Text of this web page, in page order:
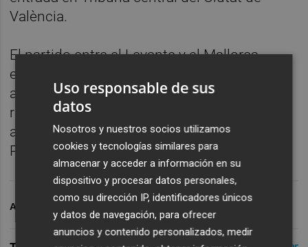
València.
El partido entre el Levante y el Mallorca,
empatados a 39 puntos en el penúltimo y
antepenúltimo puesto de LaLiga EA Sports,
respectivamente, es fundamental para
ambos en la lucha por la permanencia en
Primera División.
ARCHIVADO EN
Uso responsable de sus
datos
Nosotros y nuestros socios utilizamos
cookies y tecnologías similares para
almacenar y acceder a información en su
dispositivo y procesar datos personales,
como su dirección IP, identificadores únicos
y datos de navegación, para ofrecer
anuncios y contenido personalizados, medir